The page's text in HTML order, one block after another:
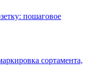
пошаговое
сортамента,